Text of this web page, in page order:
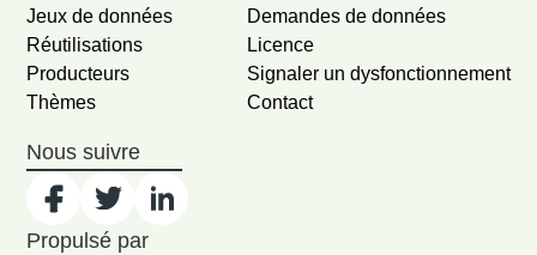
Jeux de données
Réutilisations
Producteurs
Thèmes
Demandes de données
Licence
Signaler un dysfonctionnement
Contact
Nous suivre
Propulsé par